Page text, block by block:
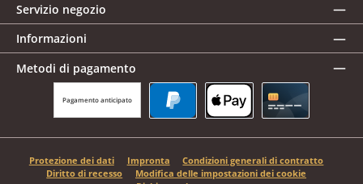
Servizio negozio
Informazioni
Metodi di pagamento
Pagamento anticipato
Protezione dei dati Impronta
Condizioni generali di contratto
Diritto di recesso
Modifica delle impostazioni dei cookie